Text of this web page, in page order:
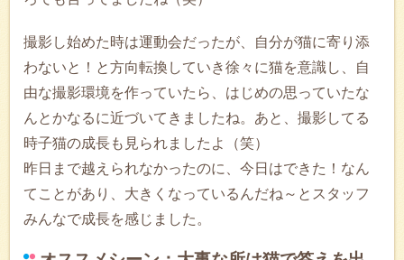
撮影し始めた時は運動会だったが、自分が猫に寄り添
わないと！と方向転換していき徐々に猫を意識し、自
由な撮影環境を作っていたら、はじめの思っていたな
んとかなるに近づいてきましたね。あと、撮影してる
時子猫の成長も見られましたよ（笑）
昨日まで越えられなかったのに、今日はできた！なん
てことがあり、大きくなっているんだね～とスタッフ
みんなで成長を感じました。